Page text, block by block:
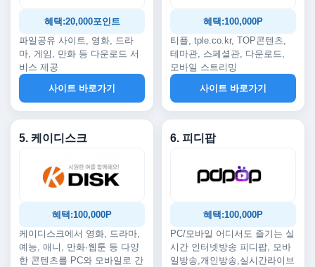
혜택:20,000포인트
파일공유 사이트, 영화, 드라
마, 게임, 만화 등 다운로드 서
비스 제공
사이트 바로가기
혜택:100,000P
티플, tple.co.kr, TOP콘텐츠,
테마관, 스페셜관, 다운로드,
모바일 스트리밍
사이트 바로가기
5. 케이디스크
혜택:100,000P
케이디스크에서 영화, 드라마,
예능, 애니, 만화·웹툰 등 다양
한 콘텐츠를 PC와 모바일로 간
6. 피디팝
혜택:100,000P
PC/모바일 어디서도 즐기는 실
시간 인터넷방송 피디팝, 모바
일방송,개인방송,실시간라이브